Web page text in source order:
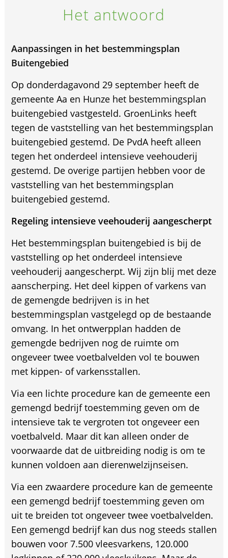
Het antwoord
Aanpassingen in het bestemmingsplan
Buitengebied
Op donderdagavond 29 september heeft de
gemeente Aa en Hunze het bestemmingsplan
buitengebied vastgesteld. GroenLinks heeft
tegen de vaststelling van het bestemmingsplan
buitengebied gestemd. De PvdA heeft alleen
tegen het onderdeel intensieve veehouderij
gestemd. De overige partijen hebben voor de
vaststelling van het bestemmingsplan
buitengebied gestemd.
Regeling intensieve veehouderij aangescherpt
Het bestemmingsplan buitengebied is bij de
vaststelling op het onderdeel intensieve
veehouderij aangescherpt. Wij zijn blij met deze
aanscherping. Het deel kippen of varkens van
de gemengde bedrijven is in het
bestemmingsplan vastgelegd op de bestaande
omvang. In het ontwerpplan hadden de
gemengde bedrijven nog de ruimte om
ongeveer twee voetbalvelden vol te bouwen
met kippen- of varkensstallen.
Via een lichte procedure kan de gemeente een
gemengd bedrijf toestemming geven om de
intensieve tak te vergroten tot ongeveer een
voetbalveld. Maar dit kan alleen onder de
voorwaarde dat de uitbreiding nodig is om te
kunnen voldoen aan dierenwelzijnseisen.
Via een zwaardere procedure kan de gemeente
een gemengd bedrijf toestemming geven om
uit te breiden tot ongeveer twee voetbalvelden.
Een gemengd bedrijf kan dus nog steeds stallen
bouwen voor 7.500 vleesvarkens, 120.000